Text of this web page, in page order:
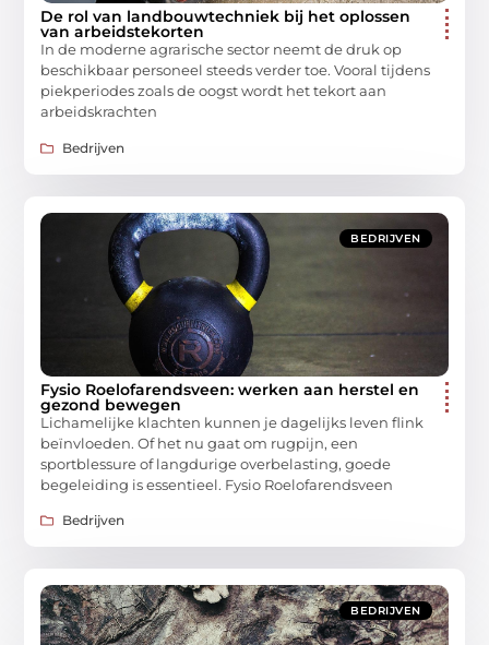
De rol van landbouwtechniek bij het oplossen
van arbeidstekorten
In de moderne agrarische sector neemt de druk op
beschikbaar personeel steeds verder toe. Vooral tijdens
piekperiodes zoals de oogst wordt het tekort aan
arbeidskrachten
Bedrijven
BEDRIJVEN
Fysio Roelofarendsveen: werken aan herstel en
gezond bewegen
Lichamelijke klachten kunnen je dagelijks leven flink
beïnvloeden. Of het nu gaat om rugpijn, een
sportblessure of langdurige overbelasting, goede
begeleiding is essentieel. Fysio Roelofarendsveen
Bedrijven
BEDRIJVEN